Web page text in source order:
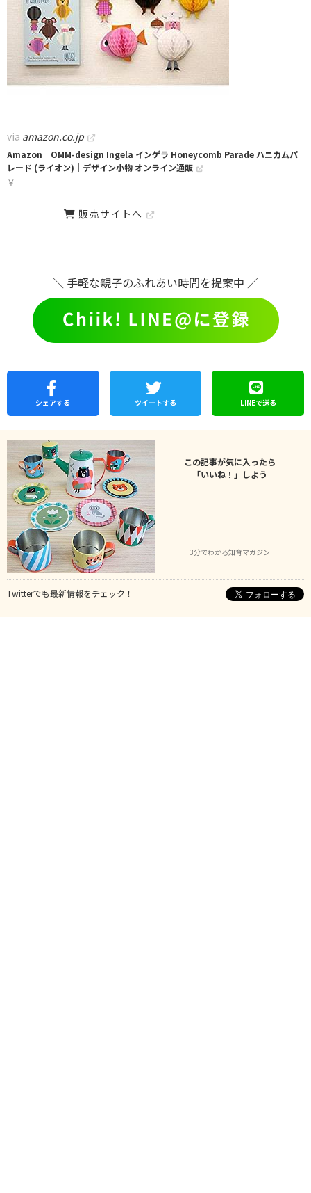
via amazon.co.jp
Amazon｜OMM-design Ingela インゲラ Honeycomb Parade ハニカムパ
レード (ライオン)｜デザイン小物 オンライン通販
￥
販売サイトへ
＼ 手軽な親子のふれあい時間を提案中 ／
シェアする ツイートする LINEで送る
この記事が気に入ったら
「いいね！」しよう
3分でわかる知育マガジン
Twitterでも最新情報をチェック！